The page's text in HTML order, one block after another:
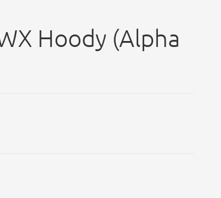
Hoody (Alpha